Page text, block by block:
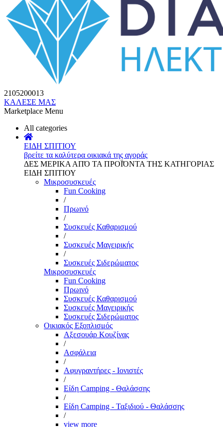
2105200013
ΚΑΛΕΣΕ ΜΑΣ
Marketplace Menu
All categories
ΕΙΔΗ ΣΠΙΤΙΟΥ
βρείτε τα καλύτερα οικιακά της αγοράς
ΔΕΣ ΜΕΡΙΚΑ ΑΠΌ ΤΑ ΠΡΟΪΌΝΤΑ ΤΗΣ ΚΑΤΗΓΟΡΙΑΣ
ΕΙΔΗ ΣΠΙΤΙΟΥ
Μικροσυσκευές
Fun Cooking
/
Πρωινό
/
Συσκευές Καθαρισμού
/
Συσκευές Μαγειρικής
/
Συσκευές Σιδερώματος
Μικροσυσκευές
Fun Cooking
Πρωινό
Συσκευές Καθαρισμού
Συσκευές Μαγειρικής
Συσκευές Σιδερώματος
Οικιακός Εξοπλισμός
Αξεσουάρ Κουζίνας
/
Ασφάλεια
/
Αφυγραντήρες - Ιονιστές
/
Είδη Camping - Θαλάσσης
/
Είδη Camping - Ταξιδιού - Θαλάσσης
/
view more